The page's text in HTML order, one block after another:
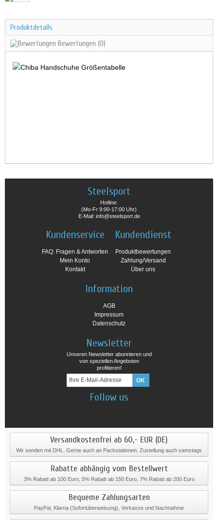
Produktdetails
Bewertungen (0)
Steelsport
Hotline:
(Mo-Fr 9:00-17:00 Uhr)
E-Mail: info@steelsport.de
Kundenservice
FAQ: Fragen & Antworten
Mein Konto
Kontakt
Kundendienst
Produktbewertungen
Zahlung/Versand
Über uns
Information
AGB
Impressum
Datenschutz
Newsletter
Unseren Newsletter abonnieren und
von speziellen Angeboten
profitieren!
Follow us
Versandkostenfrei ab 60,- EUR (DE)
Wir senden mit DHL. Gerne auch an Packstationen. Zustellung auch samstags
Rabatte abhängig vom Bestellwert
3% Rabatt ab 100 Euro, 5% Rabatt ab 150 Euro, 7% Rabatt ab 200 Euro
Bequeme Zahlungsarten
PayPal, Klarna (Sofortüberweisung), Vorkasse und Nachnahme